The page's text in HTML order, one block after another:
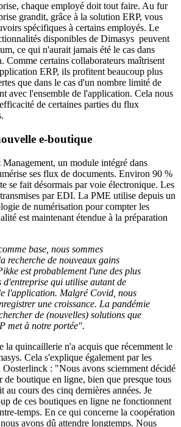
chaque employé doit tout faire. Au fur
grandit, grâce à la solution ERP, vous
spécifiques à certains employés. Le
disponibles de Dimasys peuvent
ce qui n'aurait jamais été le cas dans
Comme certains collaborateurs maîtrisent
ERP, ils profitent beaucoup plus
que dans le cas d'un nombre limité de
avec l'ensemble de l'application. Cela nous
de certaines parties du flux
e-boutique
un module intégré dans
ses flux de documents. Environ 90 %
se fait désormais par voie électronique. Les
par EDI. La PME utilise depuis un
de numérisation pour compter les
est maintenant étendue à la préparation
base, nous sommes
recherche de nouveaux gains
est probablement l'une des plus
d'entreprise qui utilise autant de
l'application. Malgré Covid, nous
une croissance. La pandémie
de (nouvelles) solutions que
met à notre portée".
la quincaillerie n'a acquis que récemment le
Cela s'explique également par les
Oosterlinck : "Nous avons sciemment décidé
de boutique en ligne, bien que presque tous
au cours des cinq dernières années. Je
de ces boutiques en ligne ne fonctionnent
temps. En ce qui concerne la coopération
avons dû attendre longtemps. Nous